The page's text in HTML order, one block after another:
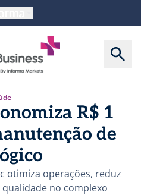
R$ 1
de
otimiza operações, reduz
no complexo